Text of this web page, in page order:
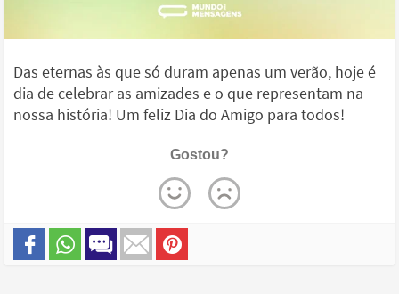
Das eternas às que só duram apenas um verão, hoje é
dia de celebrar as amizades e o que representam na
nossa história! Um feliz Dia do Amigo para todos!
Gostou?